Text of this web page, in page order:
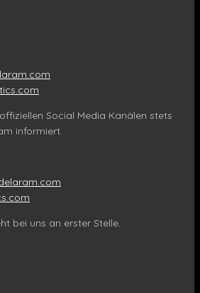
Social Media Kanälen stets
informiert.
bei uns an erster Stelle.